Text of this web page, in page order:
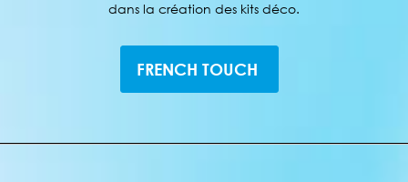
dans la création des kits déco.
FRENCH TOUCH